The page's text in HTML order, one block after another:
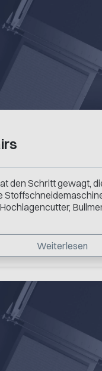
den Schritt gewagt,
Weiterlesen